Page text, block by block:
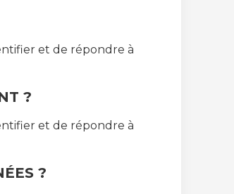
et de répondre à
?
et de répondre à
?